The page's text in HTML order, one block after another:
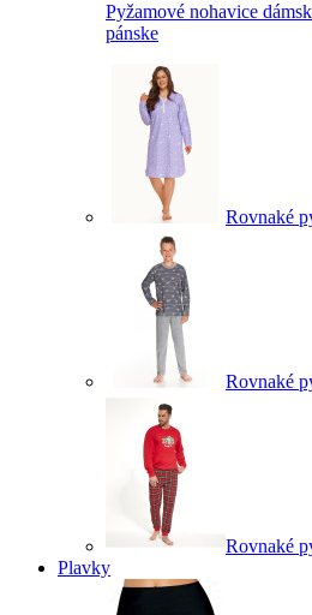
Pyžamové nohavice
pánske
Rovnaké
Rovnaké
Rovnaké
Plavky